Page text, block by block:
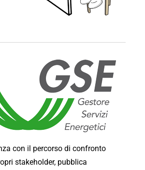
con il percorso di confronto
stakeholder, pubblica